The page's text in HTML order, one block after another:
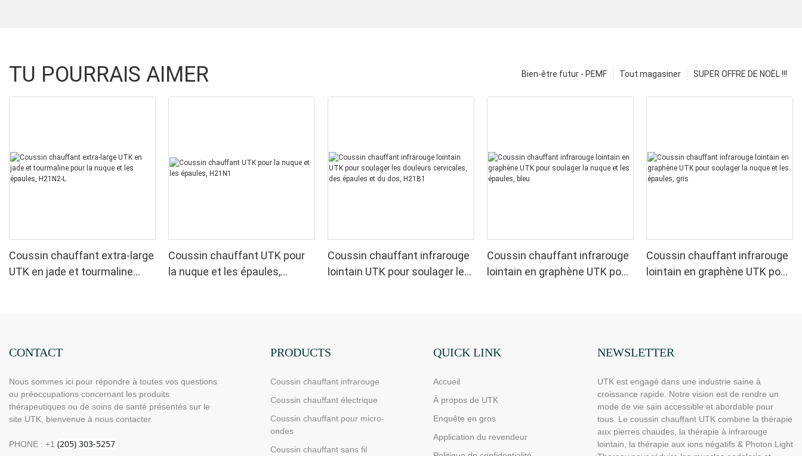
TU POURRAIS AIMER SUPER OFFRE DE NOËL !!!
Tout magasiner
Bien-être futur - PEMF
Coussin chauffant extra-large
UTK en jade et tourmaline
Coussin chauffant UTK pour
la nuque et les épaules,
Coussin chauffant infrarouge
lointain UTK pour soulager les
Coussin chauffant infrarouge
lointain en graphène UTK pour
Coussin chauffant infrarouge
lointain en graphène UTK pour
CONTACT
Nous sommes ici pour répondre à toutes vos questions
ou préoccupations concernant les produits
thérapeutiques ou de soins de santé présentés sur le
site UTK, bienvenue à nous contacter.
PHONE : +1
PRODUCTS
Coussin chauffant infrarouge
Coussin chauffant électrique
Coussin chauffant pour micro-
ondes
Coussin chauffant sans fil
QUICK LINK
Accueil
À propos de UTK
Enquête en gros
Application du revendeur
NEWSLETTER
UTK est engagé dans une industrie saine à
croissance rapide. Notre vision est de rendre un
mode de vie sain accessible et abordable pour
tous. Le coussin chauffant UTK combine la thérapie
aux pierres chaudes, la thérapie à infrarouge
lointain, la thérapie aux ions négatifs & Photon Light